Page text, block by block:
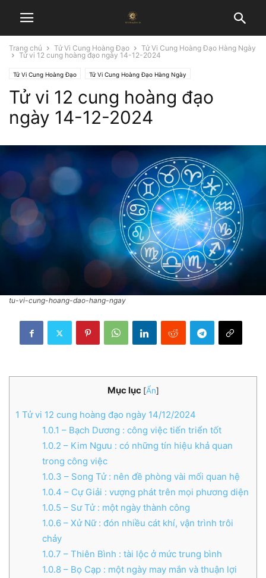
Trang chủ Tử Vi Cung Hoàng Đạo
Tử Vi Cung Hoàng Đạo Hàng Ngày
Tử vi 12 cung hoàng đạo ngày 14-12-2024
Tử Vi Cung Hoàng Đạo Tử Vi Cung Hoàng Đạo Hàng Ngày
Tử vi 12 cung hoàng đạo
ngày 14-12-2024
tu-vi-cung-hoang-dao-hang-ngay
Mục lục [Ẩn]
1 Tử vi 12 cung hoàng đạo ngày 14/12/2024
1.0.1 – Bạch Dương : công việc tiến triển tốt
1.0.2 – Kim Ngưu : có những tín hiệu khả quan
trong công việc
1.0.3 – Song Tử : nên đề phòng vài mối quan hệ
1.0.4 – Cự Giải : vượng phát trên mọi phương diện
1.0.5 – Sư Tử : một ngày thành công
1.0.6 – Xử Nữ : đón nhiều cát khí, vận trình trôi
chảy
1.0.7 – Thiên Bình : tài lộc ở mức trung bình
1.0.8 – Bọ Cạp : một ngày may mắn và thuận lợi